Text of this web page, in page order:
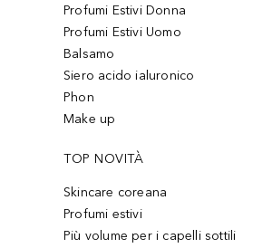
Profumi Estivi Donna
Profumi Estivi Uomo
Balsamo
Siero acido ialuronico
Phon
Make up
TOP NOVITÀ
Skincare coreana
Profumi estivi
Più volume per i capelli sottili